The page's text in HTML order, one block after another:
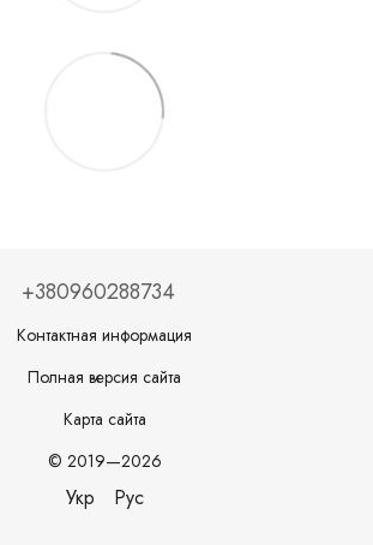
+380960288734
Контактная информация
Полная версия сайта
Карта сайта
© 2019—2026
Укр Рус